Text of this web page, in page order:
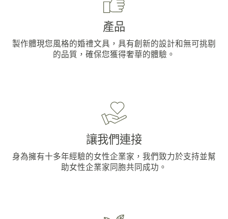
產品
製作體現您風格的婚禮文具，具有創新的設計和無可挑剔
的品質，確保您獲得奢華的體驗。
讓我們連接
身為擁有十多年經驗的女性企業家，我們致力於支持並幫
助女性企業家同胞共同成功。